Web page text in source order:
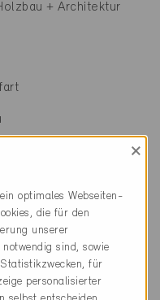
+ Architektur
und
AG
×
optimales Webseiten-
die für den
unserer
sind, sowie
für
personalisierter